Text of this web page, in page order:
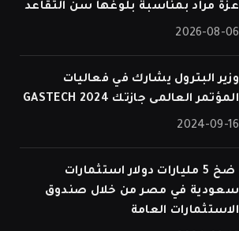
عزة مراد بمناسبة بلوغها سن التقاعد
2026-08-06
وزير البترول يشارك في فعاليات
المؤتمر العالمى جازتك 2024 GASTECH
2024-09-16
⁠ ضخ 5 مليارات دولار استثمارات
سعودية في مصر من خلال صندوق
الاستثمارات العامة